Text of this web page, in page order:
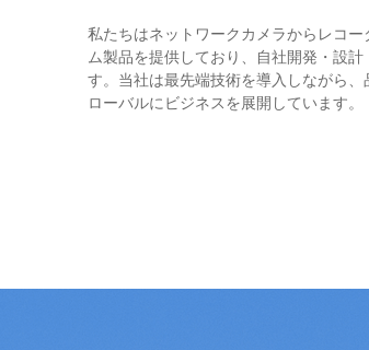
私たちはネットワークカメラからレコ
ム製品を提供しており、自社開発・設
す。当社は最先端技術を導入しながら
ローバルにビジネスを展開しています。